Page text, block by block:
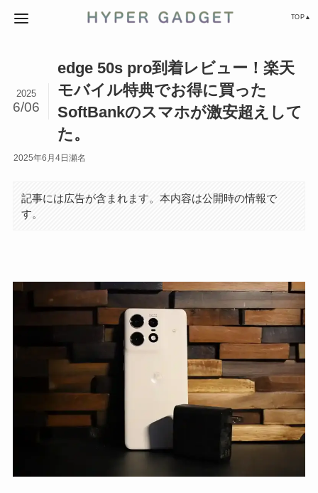
TOP▲
edge 50s pro到着レビュー！楽天
モバイル特典でお得に買った
SoftBankのスマホが激安超えして
た。
2025
6/06
2025年6月4日 瀬名
記事には広告が含まれます。本内容は公開時の情報で
す。